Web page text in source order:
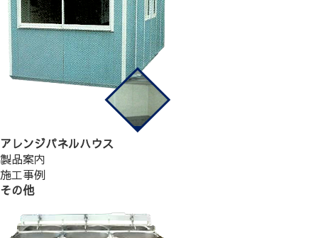
アレンジパネルハウス
製品案内
施工事例
その他